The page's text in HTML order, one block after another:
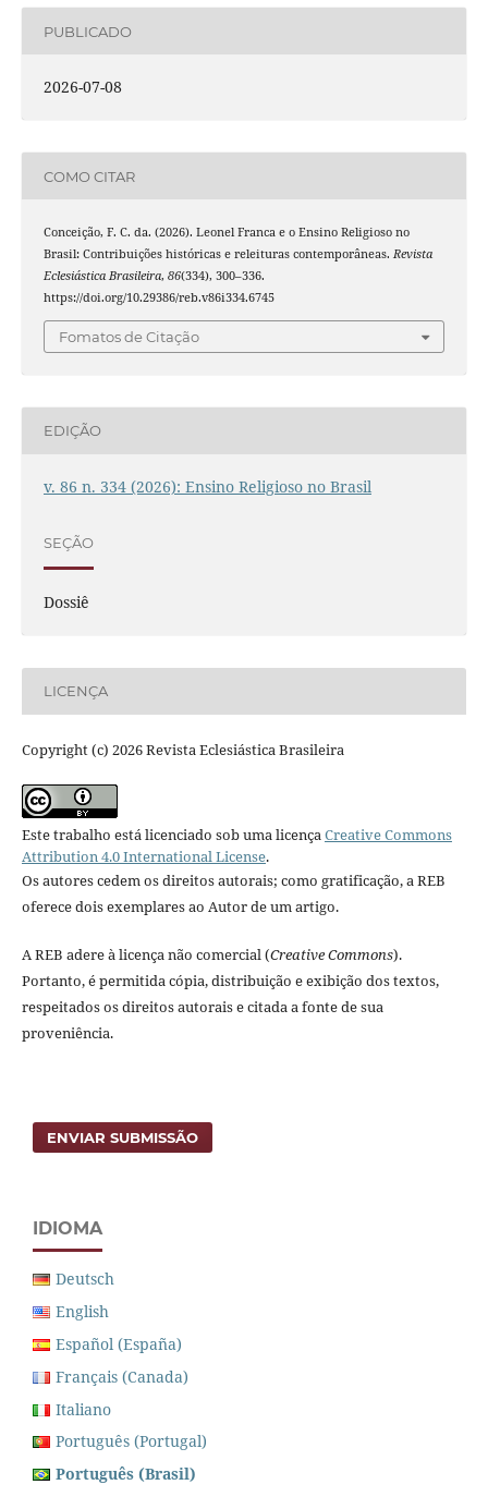
PUBLICADO
2026-07-08
COMO CITAR
Conceição, F. C. da. (2026). Leonel Franca e o Ensino Religioso no
Brasil: Contribuições históricas e releituras contemporâneas. Revista
Eclesiástica Brasileira, 86(334), 300–336.
https://doi.org/10.29386/reb.v86i334.6745
Fomatos de Citação
EDIÇÃO
v. 86 n. 334 (2026): Ensino Religioso no Brasil
SEÇÃO
Dossiê
LICENÇA
Copyright (c) 2026 Revista Eclesiástica Brasileira
Este trabalho está licenciado sob uma licençaCreative Commons
Attribution 4.0 International License.
Os autores cedem os direitos autorais; como gratificação, a REB
oferece dois exemplares ao Autor de um artigo.
A REB adere à licença não comercial (Creative Commons).
Portanto, é permitida cópia, distribuição e exibição dos textos,
respeitados os direitos autorais e citada a fonte de sua
proveniência.
ENVIAR SUBMISSÃO
IDIOMA
Deutsch
English
Español (España)
Français (Canada)
Italiano
Português (Portugal)
Português (Brasil)